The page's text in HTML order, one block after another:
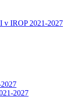
v IROP 2021-2027
2027